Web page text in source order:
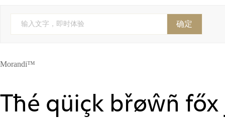
株式会社视觉设计研究所 株式会社 視覚デザイン研
全球字
输入文字，即时体验 确定
Morandi™
Tħé qüiçk břøŵñ főx